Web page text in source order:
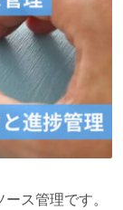
ス管理です。